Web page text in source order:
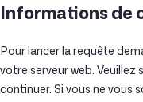
Informations de
Pour lancer la requête
votre serveur web.
continuer. Si vous ne vous